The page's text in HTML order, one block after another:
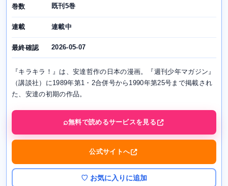
巻数 既刊5巻
連載 連載中
最終確認 2026-05-07
『キラキラ！』は、安達哲作の日本の漫画。『週刊少年マガジン』
（講談社）に1989年第1・2合併号から1990年第25号まで掲載され
た、安達の初期の作品。
無料で読めるサービスを見る
公式サイトへ
♡ お気に入りに追加